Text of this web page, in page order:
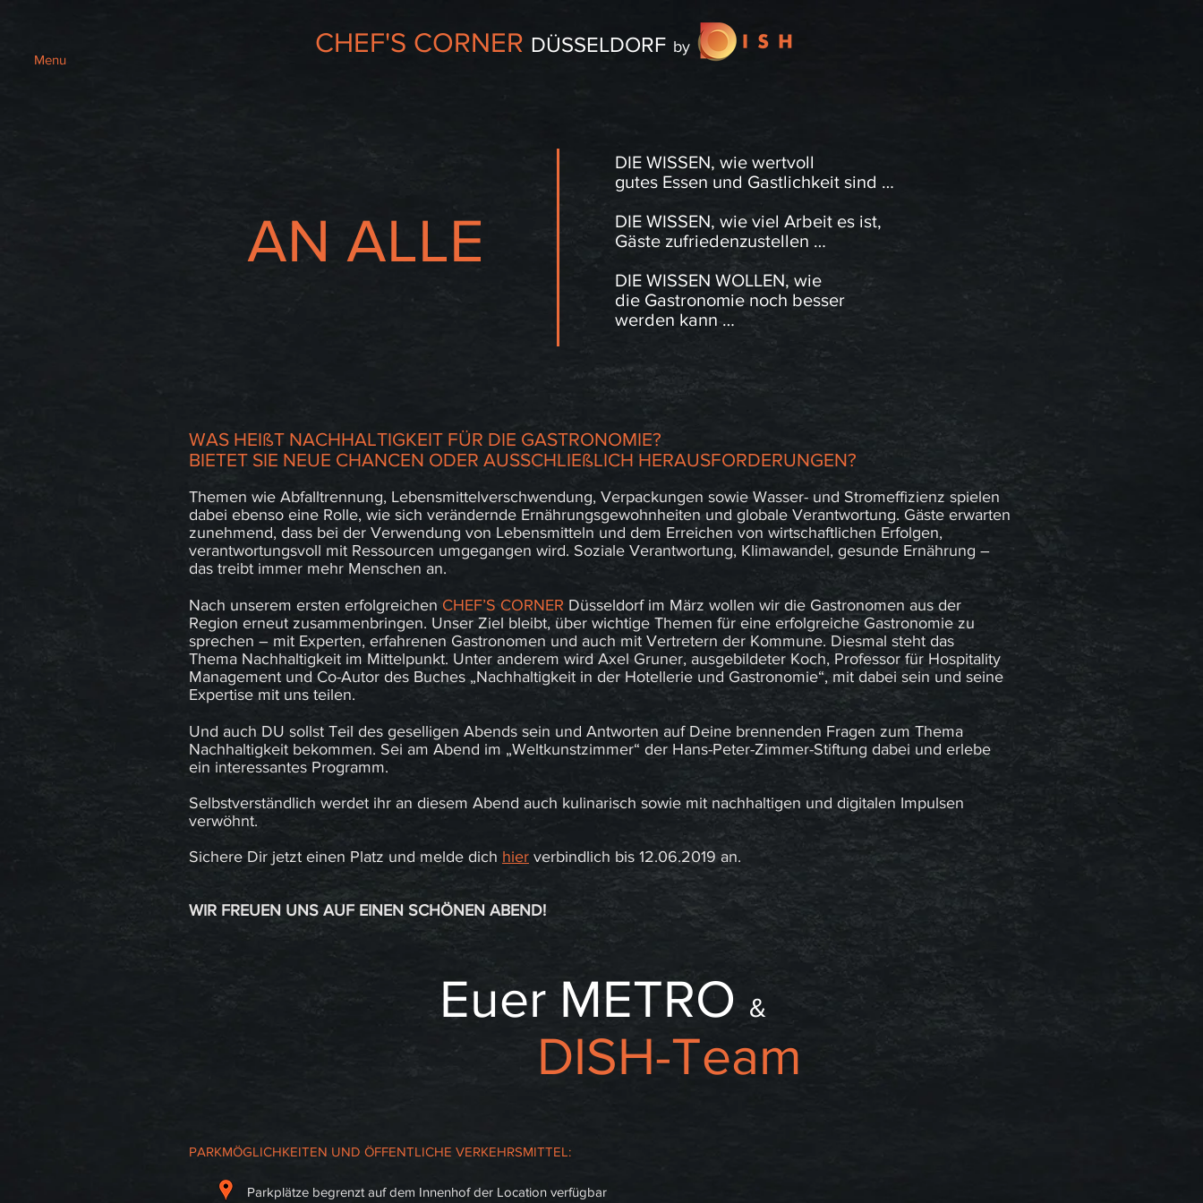
Menu
CHEF'S CORNER DÜSSELDORF by
AN ALLE
DIE WISSEN, wie wertvoll
gutes Essen und Gastlichkeit sind …
DIE WISSEN, wie viel Arbeit es ist,
Gäste zufriedenzustellen …
DIE WISSEN WOLLEN, wie
die Gastronomie noch besser
werden kann …
WAS HEIßT NACHHALTIGKEIT FÜR DIE GASTRONOMIE?
BIETET SIE NEUE CHANCEN ODER AUSSCHLIEßLICH HERAUSFORDERUNGEN?
Themen wie Abfalltrennung, Lebensmittelverschwendung, Verpackungen sowie Wasser- und Stromeffizienz spielen
dabei ebenso eine Rolle, wie sich verändernde Ernährungsgewohnheiten und globale Verantwortung. Gäste erwarten
zunehmend, dass bei der Verwendung von Lebensmitteln und dem Erreichen von wirtschaftlichen Erfolgen,
verantwortungsvoll mit Ressourcen umgegangen wird. Soziale Verantwortung, Klimawandel, gesunde Ernährung –
das treibt immer mehr Menschen an.
Nach unserem ersten erfolgreichen CHEF’S CORNER Düsseldorf im März wollen wir die Gastronomen aus der
Region erneut zusammenbringen. Unser Ziel bleibt, über wichtige Themen für eine erfolgreiche Gastronomie zu
sprechen – mit Experten, erfahrenen Gastronomen und auch mit Vertretern der Kommune. Diesmal steht das
Thema Nachhaltigkeit im Mittelpunkt. Unter anderem wird Axel Gruner, ausgebildeter Koch, Professor für Hospitality
Management und Co-Autor des Buches „Nachhaltigkeit in der Hotellerie und Gastronomie“, mit dabei sein und seine
Expertise mit uns teilen.
Und auch DU sollst Teil des geselligen Abends sein und Antworten auf Deine brennenden Fragen zum Thema
Nachhaltigkeit bekommen. Sei am Abend im „Weltkunstzimmer“ der Hans-Peter-Zimmer-Stiftung dabei und erlebe
ein interessantes Programm.
Selbstverständlich werdet ihr an diesem Abend auch kulinarisch sowie mit nachhaltigen und digitalen Impulsen
verwöhnt.
Sichere Dir jetzt einen Platz und melde dich hier verbindlich bis 12.06.2019 an.
WIR FREUEN UNS AUF EINEN SCHÖNEN ABEND!
Euer METRO &
DISH-Team
PARKMÖGLICHKEITEN UND ÖFFENTLICHE VERKEHRSMITTEL:
Parkplätze begrenzt auf dem Innenhof der Location verfügbar